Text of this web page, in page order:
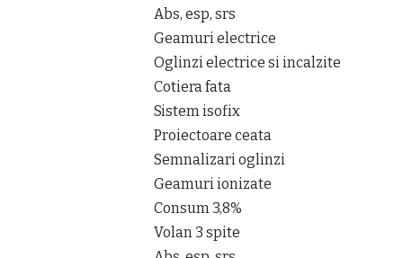
Abs, esp, srs
Geamuri electrice
Oglinzi electrice si incalzite
Cotiera fata
Sistem isofix
Proiectoare ceata
Semnalizari oglinzi
Geamuri ionizate
Consum 3,8%
Volan 3 spite